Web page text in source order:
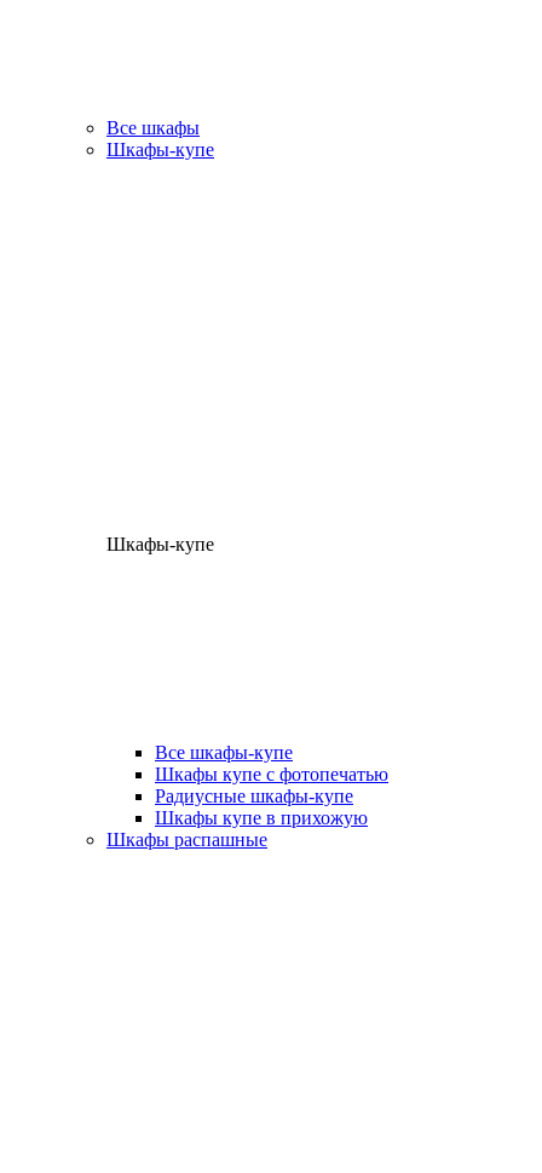
Все шкафы
Шкафы-купе
Шкафы-купе
Все шкафы-купе
Шкафы купе с фотопечатью
Радиусные шкафы-купе
Шкафы купе в прихожую
Шкафы распашные